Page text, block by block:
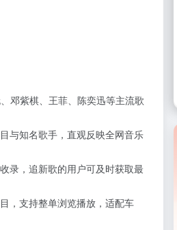
邓紫棋、王菲、陈奕迅等主流歌
与知名歌手，直观反映全网音乐
录，追新歌的用户可及时获取最
，支持整单浏览播放，适配车